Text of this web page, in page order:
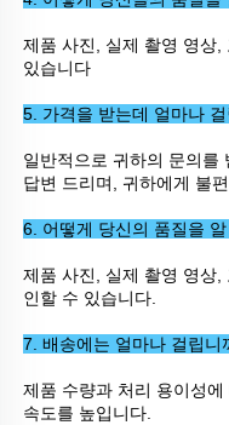
제품 사진, 실제 촬영 영상,
있습니다
5. 가격을 받는데 얼마나
일반적으로 귀하의 문의를
답변 드리며, 귀하에게 불
6. 어떻게 당신의 품질을
제품 사진, 실제 촬영 영상
인할 수 있습니다.
7. 배송에는 얼마나 걸립니
제품 수량과 처리 용이성
속도를 높입니다.